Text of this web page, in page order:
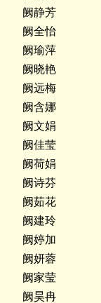
阙静芳
阙全怡
阙瑜萍
阙晓艳
阙远梅
阙含娜
阙文娟
阙佳莹
阙荷娟
阙诗芬
阙茹花
阙建玲
阙婷加
阙妍蓉
阙家莹
阙昊冉